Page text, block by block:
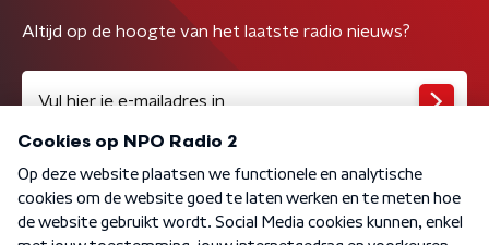
Altijd op de hoogte van het laatste radio nieuws?
Algemene voorwaarden